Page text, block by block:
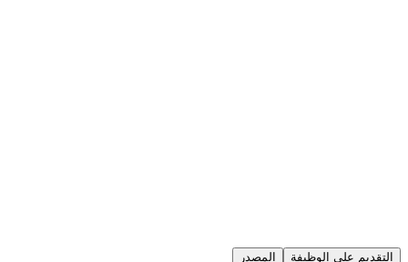
التقديم على الوظيفة المصدر